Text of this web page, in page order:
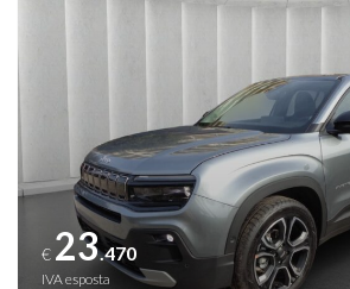
€ 23.470
IVA esposta